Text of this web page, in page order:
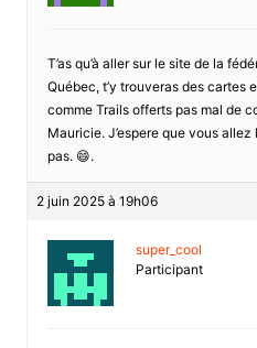
T’as qu’à aller sur le site de la
Québec, t’y trouveras des cartes
comme Trails offerts pas mal de
Mauricie. J’espere que vous
pas. 😄.
2 juin 2025 à 19h06
super_cool
Participant